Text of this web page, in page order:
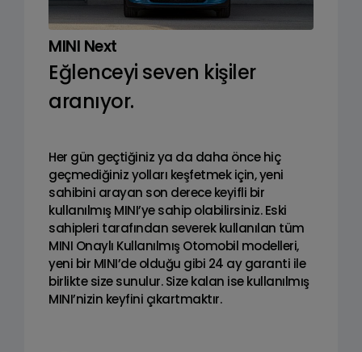
MINI Next
Eğlenceyi seven kişiler
aranıyor.
Her gün geçtiğiniz ya da daha önce hiç
geçmediğiniz yolları keşfetmek için, yeni
sahibini arayan son derece keyifli bir
kullanılmış MINI’ye sahip olabilirsiniz. Eski
sahipleri tarafından severek kullanılan tüm
MINI Onaylı Kullanılmış Otomobil modelleri,
yeni bir MINI’de olduğu gibi 24 ay garanti ile
birlikte size sunulur. Size kalan ise kullanılmış
MINI’nizin keyfini çıkartmaktır.